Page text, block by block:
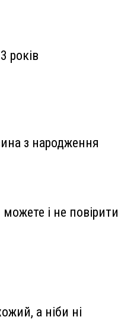
років
з народження
і не повірити
а ніби ні